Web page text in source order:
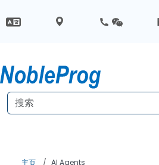
主页 AI Agents